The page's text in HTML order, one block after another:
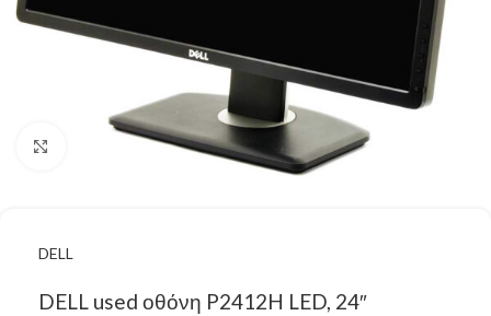
Κάντε κλικ για μεγέθυνση
DELL
DELL used οθόνη P2412H LED, 24″